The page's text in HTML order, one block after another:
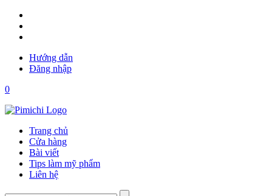
Hướng dẫn
Đăng nhập
0
Trang chủ
Cửa hàng
Bài viết
Tips làm mỹ phẩm
Liên hệ